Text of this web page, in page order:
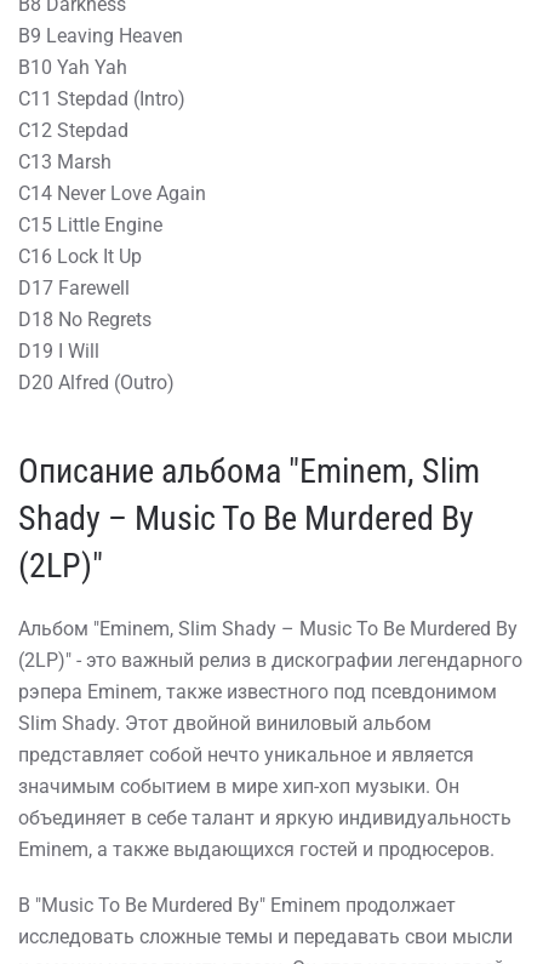
B9 Leaving Heaven
B10 Yah Yah
C11 Stepdad (Intro)
C12 Stepdad
C13 Marsh
C14 Never Love Again
C15 Little Engine
C16 Lock It Up
D17 Farewell
D18 No Regrets
D19 I Will
D20 Alfred (Outro)
Описание альбома "Eminem, Slim
Shady – Music To Be Murdered By
(2LP)"
Альбом "Eminem, Slim Shady – Music To Be Murdered By
(2LP)" - это важный релиз в дискографии легендарного
рэпера Eminem, также известного под псевдонимом
Slim Shady. Этот двойной виниловый альбом
представляет собой нечто уникальное и является
значимым событием в мире хип-хоп музыки. Он
объединяет в себе талант и яркую индивидуальность
Eminem, а также выдающихся гостей и продюсеров.
В "Music To Be Murdered By" Eminem продолжает
исследовать сложные темы и передавать свои мысли